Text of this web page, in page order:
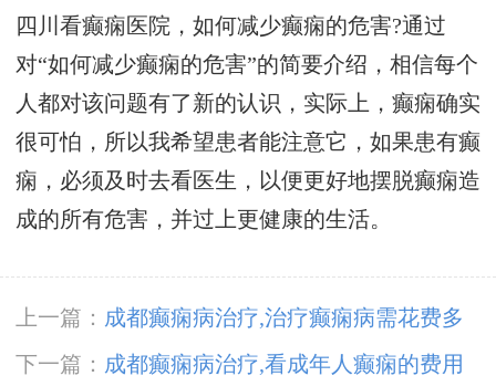
四川看癫痫医院，如何减少癫痫的危害?通过
对“如何减少癫痫的危害”的简要介绍，相信每个
人都对该问题有了新的认识，实际上，癫痫确实
很可怕，所以我希望患者能注意它，如果患有癫
痫，必须及时去看医生，以便更好地摆脱癫痫造
成的所有危害，并过上更健康的生活。
上一篇： 成都癫痫病治疗,治疗癫痫病需花费多
少呢?
下一篇： 成都癫痫病治疗,看成年人癫痫的费用